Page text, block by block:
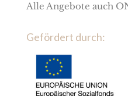
Alle Angebote auch
Gefördert durch: